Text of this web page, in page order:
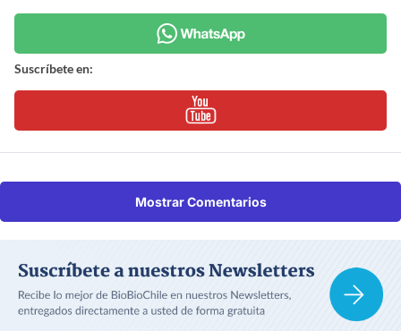
Suscríbete en:
Mostrar Comentarios